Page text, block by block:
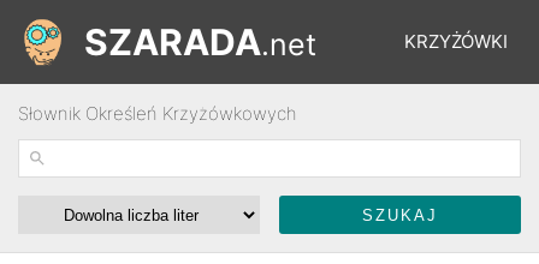
KRZYŻÓWKI
ŁAMIGŁÓWKI
SZARADA.net
Słownik Określeń Krzyżówkowych